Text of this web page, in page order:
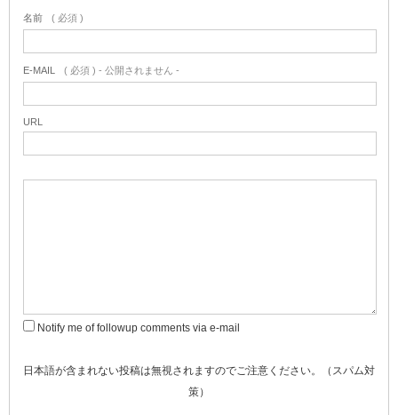
名前 ( 必須 )
E-MAIL ( 必須 ) - 公開されません -
URL
Notify me of followup comments via e-mail
日本語が含まれない投稿は無視されますのでご注意ください。（スパム対
策）